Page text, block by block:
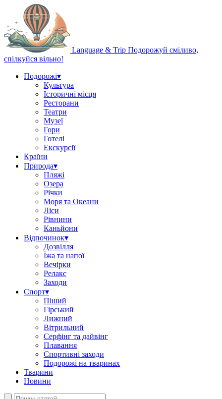
Language & Trip Подорожуй сміливо,
спілкуйся вільно!
Подорожі▾
Культура
Історичні місця
Ресторани
Театри
Музеї
Гори
Готелі
Екскурсії
Країни
Природа▾
Пляжі
Озера
Річки
Моря та Океани
Ліси
Рівнини
Каньйони
Відпочинок▾
Дозвілля
Їжа та напої
Вечірки
Релакс
Заходи
Спорт▾
Піший
Гірський
Лижний
Вітрильний
Серфінг та дайвінг
Плавання
Спортивні заходи
Подорожі на тваринах
Тварини
Новини